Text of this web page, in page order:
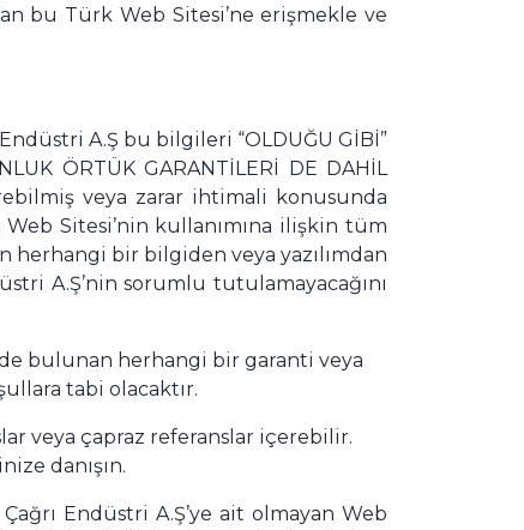
bu Türk Web Sitesi’ne erişmekle ve
A.Ş bu bilgileri “OLDUĞU GİBİ”
ÖRTÜK GARANTİLERİ DE DAHİL
veya zarar ihtimali konusunda
Sitesi’nin kullanımına ilişkin tüm
herhangi bir bilgiden veya yazılımdan
A.Ş’nin sorumlu tutulamayacağını
bulunan herhangi bir garanti veya
tabi olacaktır.
veya çapraz referanslar içerebilir.
danışın.
Endüstri A.Ş’ye ait olmayan Web